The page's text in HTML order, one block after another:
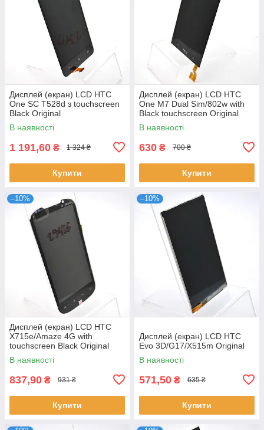
Дисплей (екран) LCD HTC
One SC T528d з touchscreen
Black Original
В наявності
1 191,60 ₴ 1 324 ₴
Купити
Дисплей (екран) LCD HTC
One M7 Dual Sim/802w with
Black touchscreen Original
В наявності
630 ₴ 700 ₴
Купити
–10%
Дисплей (екран) LCD HTC
X715e/Amaze 4G with
touchscreen Black Original
В наявності
837,90 ₴ 931 ₴
Купити
–10%
Дисплей (екран) LCD HTC
Evo 3D/G17/X515m Original
В наявності
571,50 ₴ 635 ₴
Купити